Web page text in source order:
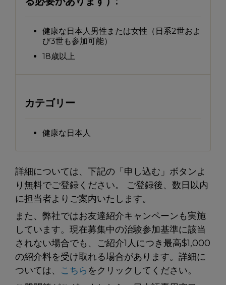
健康な日本人男性または女性（日系2世およ
び3世も参加可能）
18歳以上
カテゴリー
健康な日本人
詳細については、下記の「申し込む」ボタンよ
り無料でご登録ください。 ご登録後、数日以内
に担当者よりご案内いたします。
また、弊社ではお友達紹介キャンペーンも実施
しています。現在募集中の治験参加基準に該当
されない場合でも、ご紹介1人につき最高$1,000
の紹介料を受け取れる場合があります。 詳細に
ついては、 こちら をクリックしてください。